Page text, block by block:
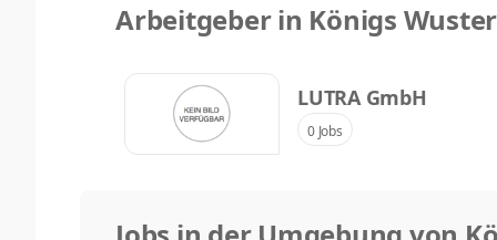
Arbeitgeber in Königs
LUTRA GmbH
0 Jobs